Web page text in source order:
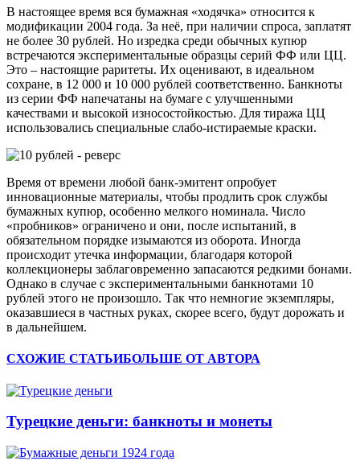
В настоящее время вся бумажная «ходячка» относится к
модификации 2004 года. За неё, при наличии спроса, заплатят
не более 30 рублей. Но изредка среди обычных купюр
встречаются экспериментальные образцы серий ФФ или ЦЦ.
Это – настоящие раритеты. Их оценивают, в идеальном
сохране, в 12 000 и 10 000 рублей соответственно. Банкноты
из серии ФФ напечатаны на бумаге с улучшенными
качествами и высокой износостойкостью. Для тиража ЦЦ
использовались специальные слабо-истираемые краски.
Время от времени любой банк-эмитент опробует
инновационные материалы, чтобы продлить срок службы
бумажных купюр, особенно мелкого номинала. Число
«пробников» ограничено и они, после испытаний, в
обязательном порядке изымаются из оборота. Иногда
происходит утечка информации, благодаря которой
коллекционеры заблаговременно запасаются редкими бонами.
Однако в случае с экспериментальными банкнотами 10
рублей этого не произошло. Так что немногие экземпляры,
оказавшиеся в частных руках, скорее всего, будут дорожать и
в дальнейшем.
СХОЖИЕ СТАТЬИБОЛЬШЕ ОТ АВТОРА
Турецкие деньги: банкноты и монеты